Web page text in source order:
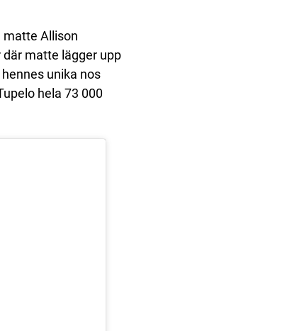
matte Allison
där matte lägger upp
unika nos
hela 73 000